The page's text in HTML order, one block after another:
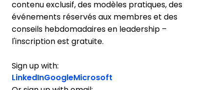
contenu exclusif, des modèles pratiques, des
événements réservés aux membres et des
conseils hebdomadaires en leadership –
l'inscription est gratuite.
Sign up with:
LinkedInGoogleMicrosoft